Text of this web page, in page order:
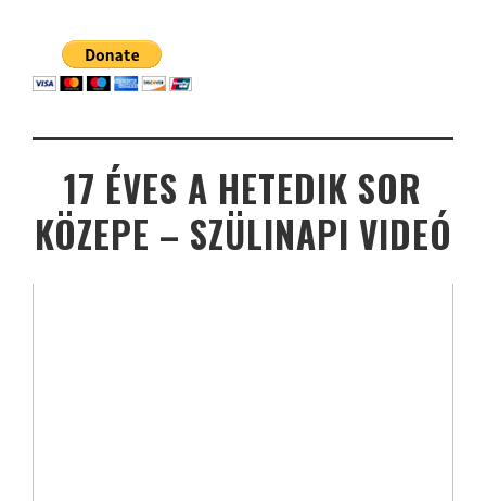
17 ÉVES A HETEDIK SOR
KÖZEPE – SZÜLINAPI VIDEÓ